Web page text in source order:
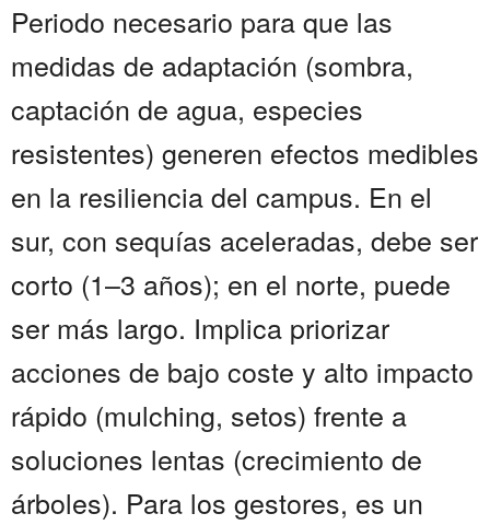
Periodo necesario para que las
medidas de adaptación (sombra,
captación de agua, especies
resistentes) generen efectos medibles
en la resiliencia del campus. En el
sur, con sequías aceleradas, debe ser
corto (1–3 años); en el norte, puede
ser más largo. Implica priorizar
acciones de bajo coste y alto impacto
rápido (mulching, setos) frente a
soluciones lentas (crecimiento de
árboles). Para los gestores, es un